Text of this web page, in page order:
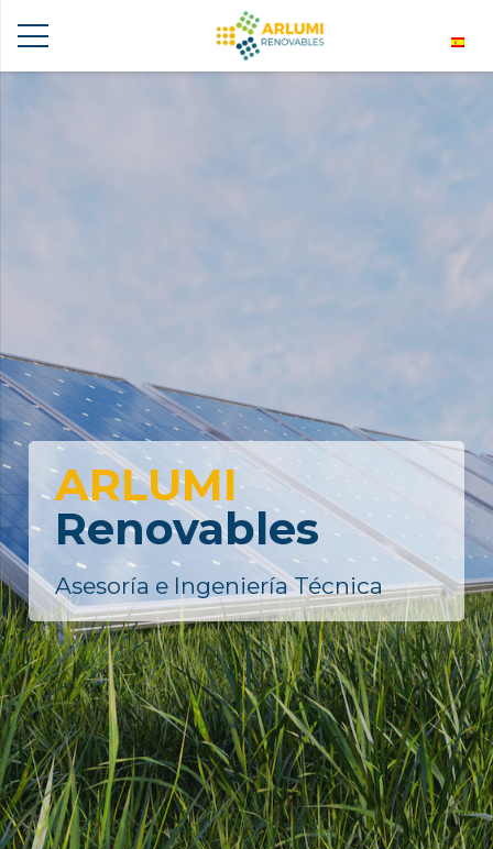
ARLUMI
Renovables
Asesoría e Ingeniería Técnica